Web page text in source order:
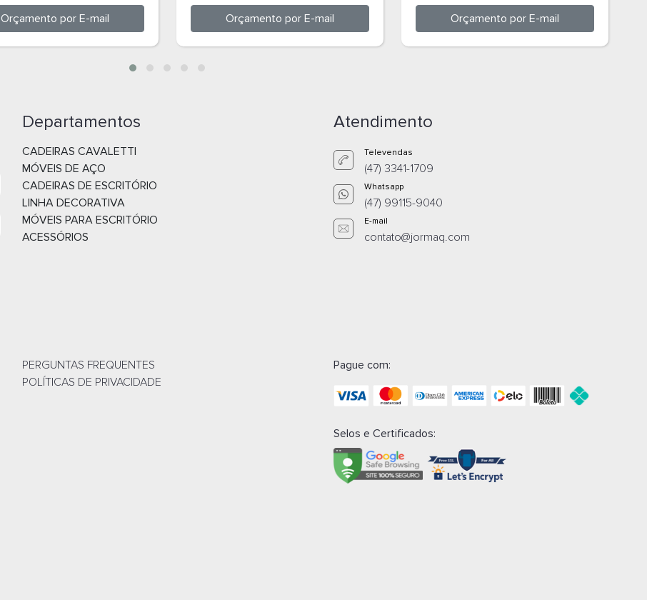
Orçamento porE-mail Orçamento porE-mail Orçamento porE-mail
Departamentos
CADEIRAS CAVALETTI
MÓVEIS DE AÇO
CADEIRAS DE ESCRITÓRIO
LINHA DECORATIVA
MÓVEIS PARA ESCRITÓRIO
ACESSÓRIOS
Atendimento
Televendas
(47) 3341-1709
Whatsapp
(47) 99115-9040
E-mail
contato@jormaq.com
PERGUNTAS FREQUENTES
POLÍTICAS DE PRIVACIDADE
Pague com:
Selos e Certificados: